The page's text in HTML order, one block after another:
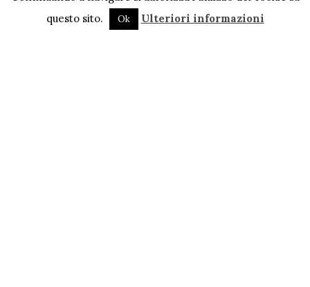
questo sito.
Ok Ulteriori informazioni